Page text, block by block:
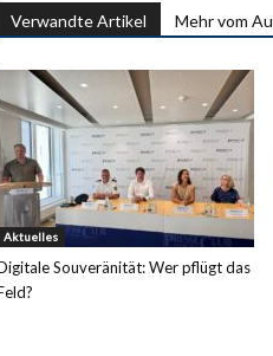
Verwandte Artikel Mehr vom
Aktuelles
Souveränität: Wer pflügt das